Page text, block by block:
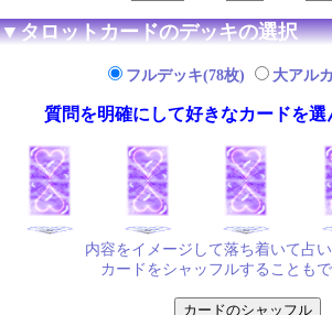
▼タロットカードのデッキの選択
フルデッキ(78枚) 大アル
質問を明確にして好きなカードを選
内容をイメージして落ち着いて占い
カードをシャッフルすることもで